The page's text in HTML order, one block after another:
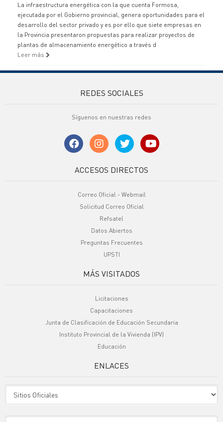
La infraestructura energética con la que cuenta Formosa,
ejecutada por el Gobierno provincial, genera oportunidades para el
desarrollo del sector privado y es por ello que siete empresas en
la Provincia presentaron propuestas para realizar proyectos de
plantas de almacenamiento energético a través d
Leer más
REDES SOCIALES
Síguenos en nuestras redes
ACCESOS DIRECTOS
Correo Oficial - Webmail
Solicitud Correo Oficial
Refsatel
Datos Abiertos
Preguntas Frecuentes
UPSTI
MÁS VISITADOS
Licitaciones
Capacitaciones
Junta de Clasificación de Educación Secundaria
Instituto Provincial de la Vivienda (IPV)
Educación
ENLACES